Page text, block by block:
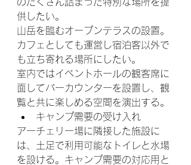
供したい。
山岳を臨むオープンテラスの設置。
カフェとしても運営し宿泊客以外で
も立ち寄れる場所にしたい。
室内ではイベントホールの観客席に
面してバーカウンターを設置し、観
覧と共に楽しめる空間を演出する。
キャンプ需要の受け入れ
アーチェリー場に隣接した施設に
は、土足で利用可能なトイレと水場
を設ける。キャンプ需要の対応用と